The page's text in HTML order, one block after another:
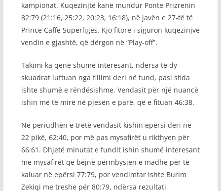
kampionat. Kuqezinjtë kanë mundur Ponte Prizrenin
82:79 (21:16, 25:22, 20:23, 16:18), në javën e 27-të të
Prince Caffe Superligës. Kjo fitore i siguron kuqezinjve
vendin e gjashtë, që dërgon në “Play-off”.
Takimi ka qenë shumë interesant, ndërsa të dy
skuadrat luftuan nga fillimi deri në fund, pasi sfida
ishte shumë e rëndësishme. Vendasit për një nuancë
ishin më të mirë në pjesën e parë, që e fituan 46:38.
Në periudhën e tretë vendasit kishin epërsi deri në
22 pikë, 62:40, por më pas mysafirët u rikthyen për
66:61. Dhjetë minutat e fundit ishin shumë interesant
me mysafirët që bëjnë përmbysjen e madhe për të
kaluar në epërsi 77:79, por vendimtar ishte Burim
Zekiqi me treshe për 80:79, ndërsa rezultati